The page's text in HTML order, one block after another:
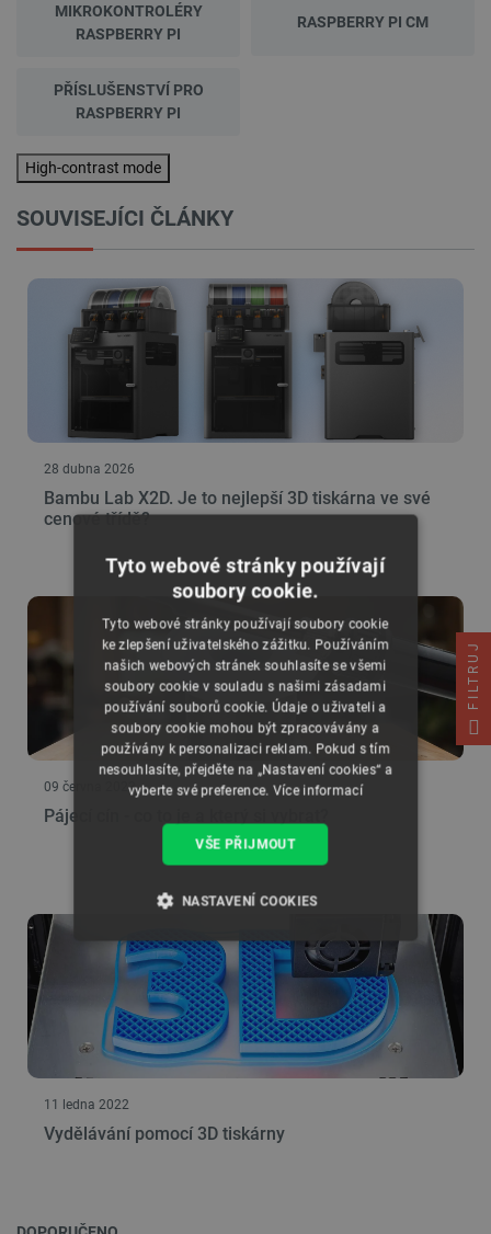
MIKROKONTROLÉRY
RASPBERRY PI
RASPBERRY PI CM
PŘÍSLUŠENSTVÍ PRO
RASPBERRY PI
High-contrast mode
SOUVISEJÍCI ČLÁNKY
28 dubna 2026
Bambu Lab X2D. Je to nejlepší 3D tiskárna ve své
cenové třídě?
09 června 2023
Pájecí cín - co to je a který si vybrat?
11 ledna 2022
Vydělávání pomocí 3D tiskárny
FILTRUJ
Tyto webové stránky používají
soubory cookie.
Tyto webové stránky používají soubory cookie
ke zlepšení uživatelského zážitku. Používáním
našich webových stránek souhlasíte se všemi
soubory cookie v souladu s našimi zásadami
používání souborů cookie. Údaje o uživateli a
soubory cookie mohou být zpracovávány a
používány k personalizaci reklam. Pokud s tím
nesouhlasíte, přejděte na „Nastavení cookies“ a
vyberte své preference. Více informací
VŠE PŘIJMOUT
NASTAVENÍ COOKIES
NEZBYTNĚ NUTNÉ SOUBORY
VÝKONOVÉ SOUBORY
SOUBORY CÍLENÍ